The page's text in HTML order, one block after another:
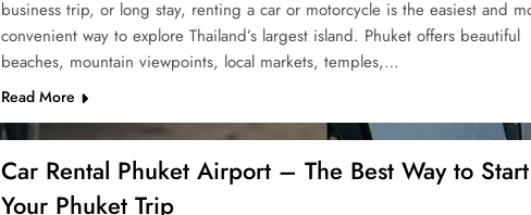
business trip, or long stay, renting a car or motorcycle is the easiest and
convenient way to explore Thailand’s largest island. Phuket offers beautiful
beaches, mountain viewpoints, local markets, temples,…
Read More
Car Rental Phuket Airport – The Best Way to Start
Your Phuket Trip